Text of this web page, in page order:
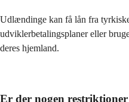
Udlændinge kan få lån fra
udviklerbetalingsplaner eller
deres hjemland.
Er der nogen